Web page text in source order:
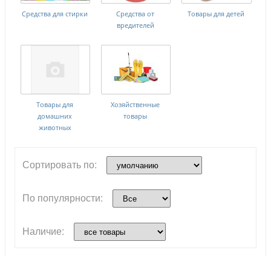
Средства для стирки
Средства от
вредителей
Товары для детей
Товары для
домашних
животных
Хозяйственные
товары
Сортировать по:
По популярности:
Наличие: